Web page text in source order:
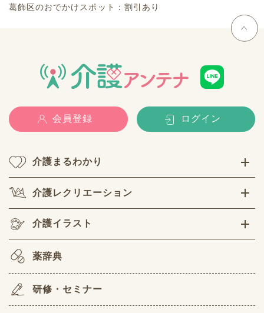
葛飾区のおでかけスポット：割引あり
会員登録 ログイン
介護まるわかり
介護レクリエーション
介護イラスト
薬辞典
研修・セミナー